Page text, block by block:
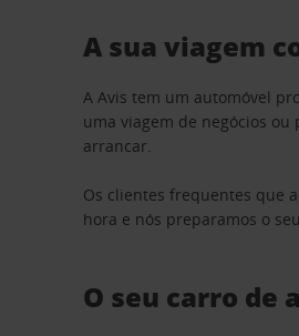
A sua viagem
A Avis tem um automóvel
uma viagem de negócios
arrancar.
Os clientes frequentes que
hora e nós preparamos o
O seu carro de